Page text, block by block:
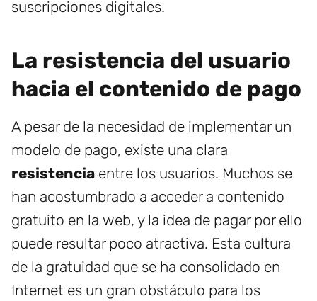
suscripciones digitales.
La resistencia del usuario
hacia el contenido de pago
A pesar de la necesidad de implementar un
modelo de pago, existe una clara
resistencia entre los usuarios. Muchos se
han acostumbrado a acceder a contenido
gratuito en la web, y la idea de pagar por ello
puede resultar poco atractiva. Esta cultura
de la gratuidad que se ha consolidado en
Internet es un gran obstáculo para los